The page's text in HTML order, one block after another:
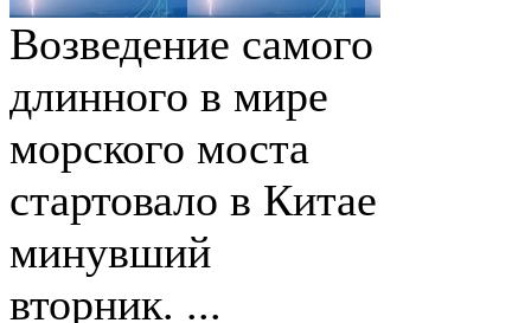
Возведение самого
длинного в мире
морского моста
стартовало в Китае
минувший
вторник. ...